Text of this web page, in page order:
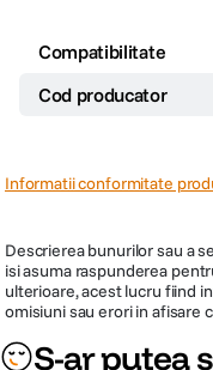
Compatibilitate
Cod producator
Informatii conformitate
Descrierea bunurilor sau a
isi asuma raspunderea
ulterioare, acest lucru fiind
omisiuni sau erori in afisare
S-ar putea